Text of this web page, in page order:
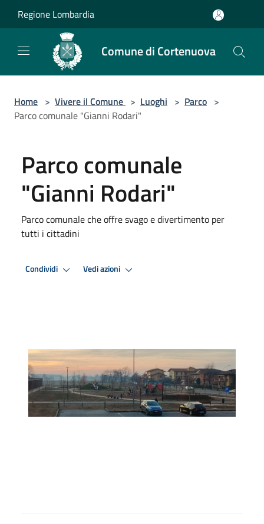
Regione Lombardia
Comune di Cortenuova
Home > Vivere il Comune > Luoghi > Parco >
Parco comunale "Gianni Rodari"
Parco comunale
"Gianni Rodari"
Parco comunale che offre svago e divertimento per
tutti i cittadini
Condividi Vedi azioni